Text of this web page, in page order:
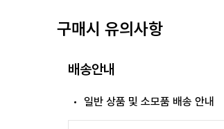
구매시 유의사항
배송안내
일반 상품 및 소모품 배송 안내